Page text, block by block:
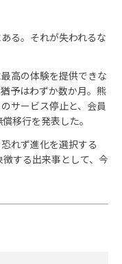
る。それが失われるな
高の体験を提供できな
予はわずか数か月。熊
サービス停止と、会員
移行を発表した。
れず進化を選択する
する出来事として、今